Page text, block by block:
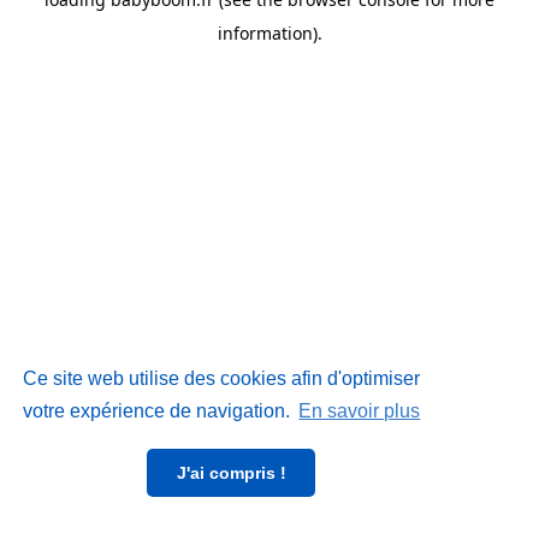
Ce site web utilise des cookies afin d'optimiser
votre expérience de navigation. En savoir plus
J'ai compris !
information).